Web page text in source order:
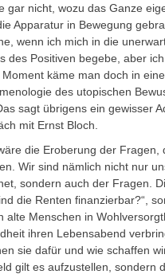
gar nicht, wozu das Ganze
Apparatur in Bewegung
wenn ich mich in die
des Positiven begebe, aber
Moment käme man doch in
des utopischen
sagt übrigens ein gewisser
mit Ernst Bloch.
die Eroberung der Fragen,
Wir sind nämlich nicht nur
sondern auch der Fragen.
die Renten finanzierbar?“,
alte Menschen in
ihren Lebensabend
sie dafür und wie schaffen
gilt es aufzustellen, sondern